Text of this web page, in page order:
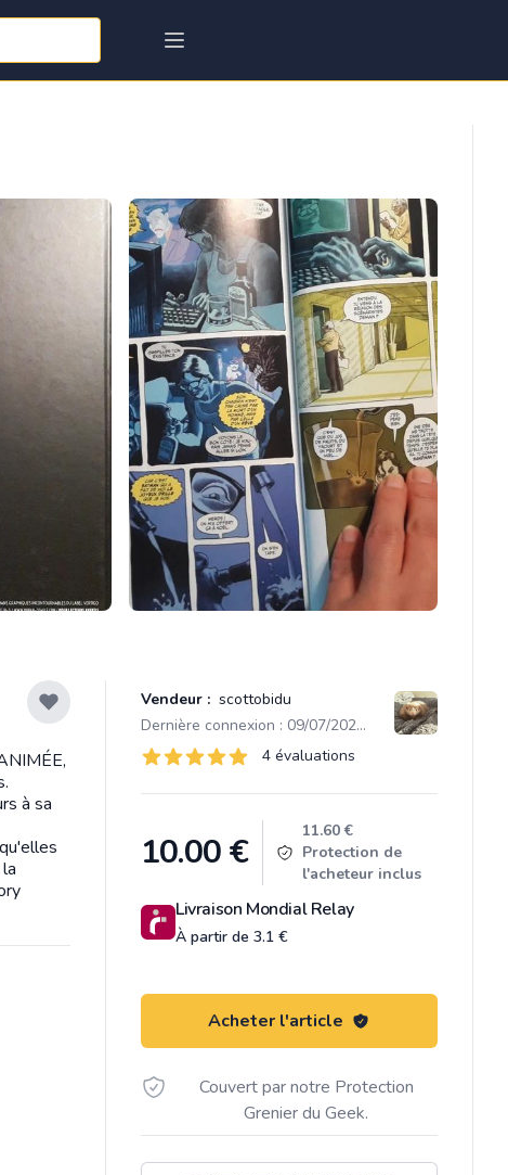
Vendeur : scottobidu
Dernière connexion : 09/07/2026 09:42
Évaluations
4 sur 5 étoiles 4 évaluations
10.00€
11.60 €
Protection de
l'acheteur inclus
Livraison Mondial Relay
À partir de 3.1 €
Acheter l'article
Couvert par notre Protection
Grenier du Geek.
à sa